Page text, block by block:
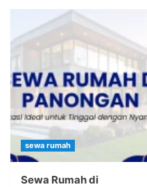
sewa rumah
Sewa Rumah di